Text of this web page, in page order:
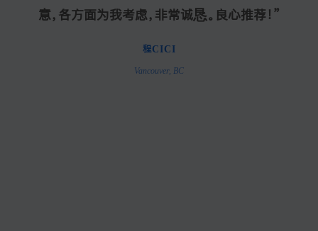
意，各方面为我考虑，非常诚恳。良心推荐！”
程CICI
Vancouver, BC
划方面也给予了孩子很多很好的建议。五星好
评。”
有自己想不到，没有智明做不到。在智明的帮助
ubc学府；还为我解决了生活中
别国签证、法律、交通乃至情感方面
We received the visa within a couple of
weeks since we initiated our application.
They are super patient in answering all my
理了。哪怕有段时间我在中国，时差导致他们不
在工作时间内，遇到问题都会很快沟通解决。期
间每当我有不太懂的小文件需要申请，智明会额